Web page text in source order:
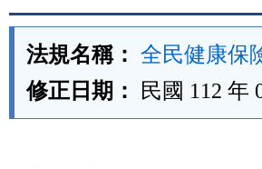
法規名稱： 全民健康保
修正日期：
民國 112 年